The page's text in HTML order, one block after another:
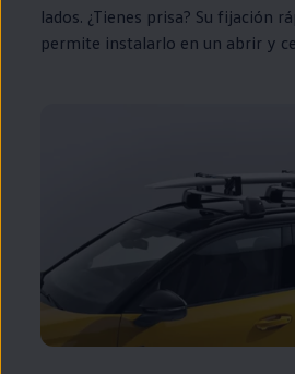
lados. ¿Tienes prisa? Su fijación
permite instalarlo en un abrir y